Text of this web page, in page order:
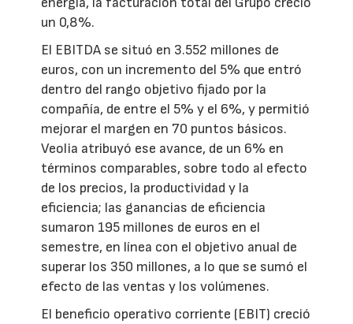
un 0,8%.
El EBITDA se situó en 3.552 millones de
euros, con un incremento del 5% que entró
dentro del rango objetivo fijado por la
compañía, de entre el 5% y el 6%, y permitió
mejorar el margen en 70 puntos básicos.
Veolia atribuyó ese avance, de un 6% en
términos comparables, sobre todo al efecto
de los precios, la productividad y la
eficiencia; las ganancias de eficiencia
sumaron 195 millones de euros en el
semestre, en línea con el objetivo anual de
superar los 350 millones, a lo que se sumó el
efecto de las ventas y los volúmenes.
El beneficio operativo corriente (EBIT) creció